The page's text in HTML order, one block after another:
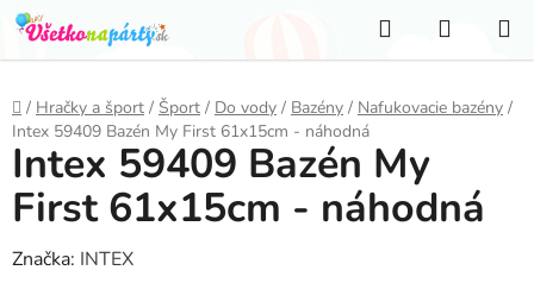
Prejsť
na
obsah
Hľadať
KOŠÍK
Domov
/ Hračky a šport / Šport / Do vody / Bazény / Nafukovacie bazény /
Intex 59409 Bazén My First 61x15cm - náhodná
Intex 59409 Bazén My
First 61x15cm - náhodná
Značka: INTEX